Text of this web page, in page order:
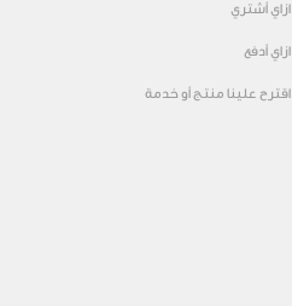
ازاي أشتري
ازاي أدفع
اقترح علينا منتج أو خدمة